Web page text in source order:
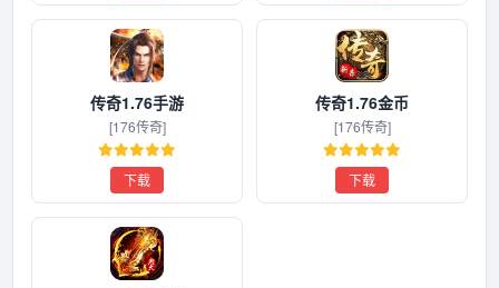
传奇1.76手游
[176传奇]
下载
传奇1.76金币
[176传奇]
下载